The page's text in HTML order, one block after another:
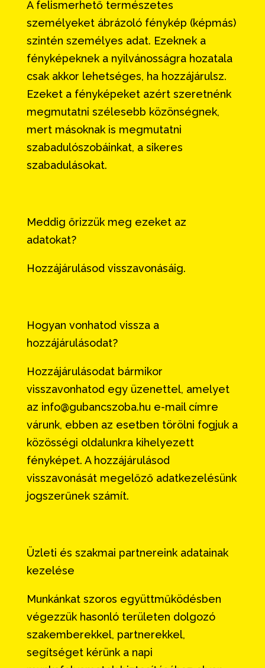
A felismerhető természetes
személyeket ábrázoló fénykép (képmás)
szintén személyes adat. Ezeknek a
fényképeknek a nyilvánosságra hozatala
csak akkor lehetséges, ha hozzájárulsz.
Ezeket a fényképeket azért szeretnénk
megmutatni szélesebb közönségnek,
mert másoknak is megmutatni
szabadulószobáinkat, a sikeres
szabadulásokat.
Meddig őrizzük meg ezeket az
adatokat?
Hozzájárulásod visszavonásáig.
Hogyan vonhatod vissza a
hozzájárulásodat?
Hozzájárulásodat bármikor
visszavonhatod egy üzenettel, amelyet
az info@gubancszoba.hu e-mail címre
várunk, ebben az esetben törölni fogjuk a
közösségi oldalunkra kihelyezett
fényképet. A hozzájárulásod
visszavonását megelőző adatkezelésünk
jogszerűnek számít.
Üzleti és szakmai partnereink adatainak
kezelése
Munkánkat szoros együttműködésben
végezzük hasonló területen dolgozó
szakemberekkel, partnerekkel,
segítséget kérünk a napi